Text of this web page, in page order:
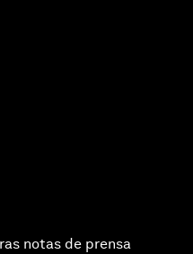
notas de prensa